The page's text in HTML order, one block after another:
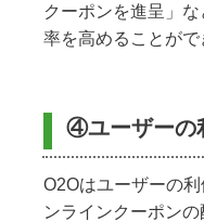
クーポンを進呈」
率を高めることがで
④ユーザーの
O2Oはユーザーの
ンラインクーポンの